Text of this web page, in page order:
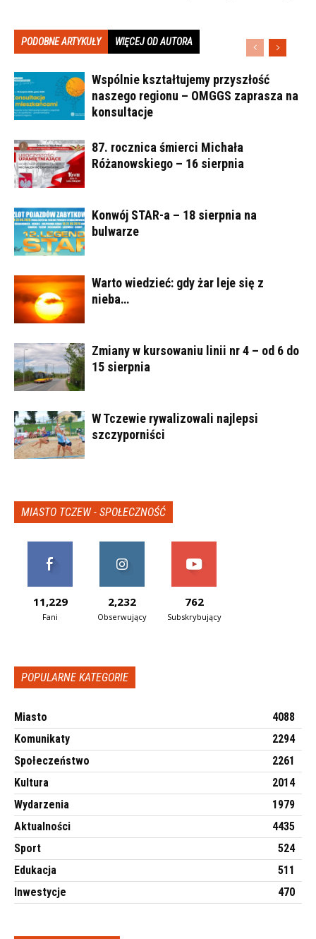
PODOBNE ARTYKUŁY WIĘCEJ OD AUTORA
Wspólnie kształtujemy przyszłość
naszego regionu – OMGGS zaprasza na
konsultacje
87. rocznica śmierci Michała
Różanowskiego – 16 sierpnia
Konwój STAR-a – 18 sierpnia na
bulwarze
Warto wiedzieć: gdy żar leje się z
nieba…
Zmiany w kursowaniu linii nr 4 – od 6 do
15 sierpnia
W Tczewie rywalizowali najlepsi
szczyporniści
MIASTO TCZEW - SPOŁECZNOŚĆ
11,229
Fani
2,232
Obserwujący
762
Subskrybujący
POPULARNE KATEGORIE
Miasto
4088
Komunikaty
2294
Społeczeństwo
2261
Kultura
2014
Wydarzenia
1979
Aktualności
4435
Sport
524
Edukacja
511
Inwestycje
470